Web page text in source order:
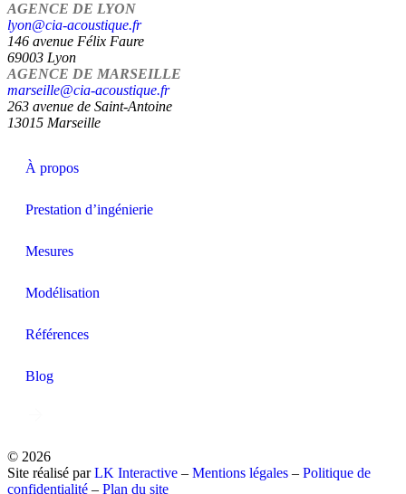
AGENCE DE LYON
lyon@cia-acoustique.fr
146 avenue Félix Faure
69003 Lyon
AGENCE DE MARSEILLE
marseille@cia-acoustique.fr
263 avenue de Saint-Antoine
13015 Marseille
À propos
Prestation d’ingénierie
Mesures
Modélisation
Références
Blog
© 2026
Site réalisé parLK Interactive – Mentions légales – Politique de
confidentialité – Plan du site